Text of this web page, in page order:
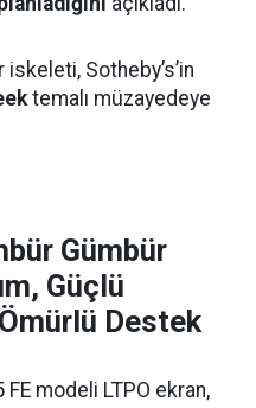
Sotheby’s’in
temalı müzayedeye
Gümbür
Güçlü
Destek
modeli LTPO ekran,